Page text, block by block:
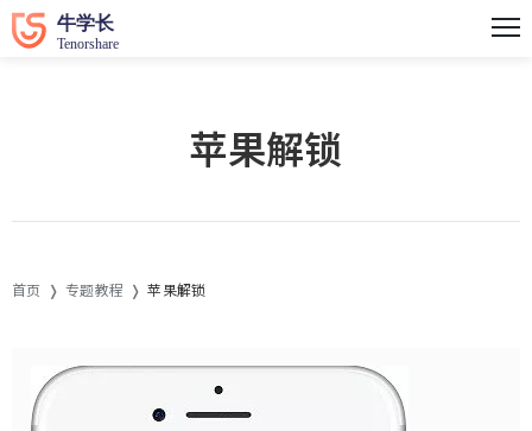
苹果解锁
首页 专题教程 苹果解锁